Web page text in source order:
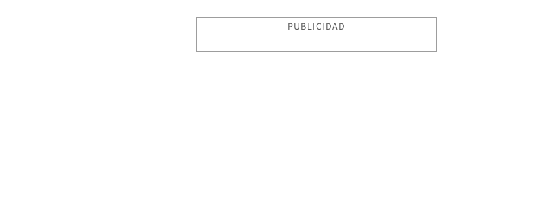
PUBLICIDAD